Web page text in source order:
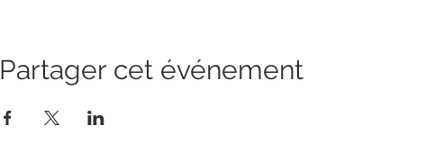
Partager cet événement